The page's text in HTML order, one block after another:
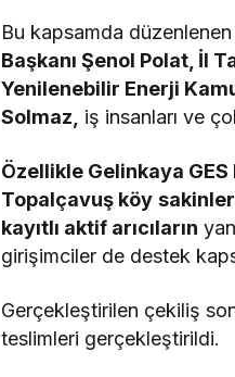
Bu kapsamda
Başkanı Şenol Polat, İl
Yenilenebilir Enerji
Solmaz,
iş insanları ve
Özellikle Gelinkaya
Topalçavuş köy
kayıtlı aktif arıcıların
girişimciler de destek
Gerçekleştirilen çekiliş
teslimleri gerçekleştirildi.